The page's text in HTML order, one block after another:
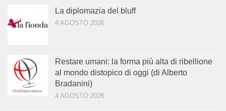
La diplomazia del bluff
4 AGOSTO 2026
Restare umani: la forma più alta di ribellione
al mondo distopico di oggi (di Alberto
Bradanini)
4 AGOSTO 2026